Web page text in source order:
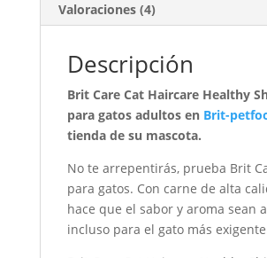
Valoraciones (4)
Descripción
Brit Care Cat Haircare Healthy
para gatos adultos en Brit-
tienda de su mascota.
No te arrepentirás, prueba Brit
para gatos. Con carne de alta
hace que el sabor y aroma sean
incluso para el gato más